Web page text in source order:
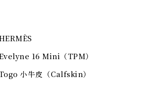
16 Mini（TPM）
小牛皮（Calfskin）